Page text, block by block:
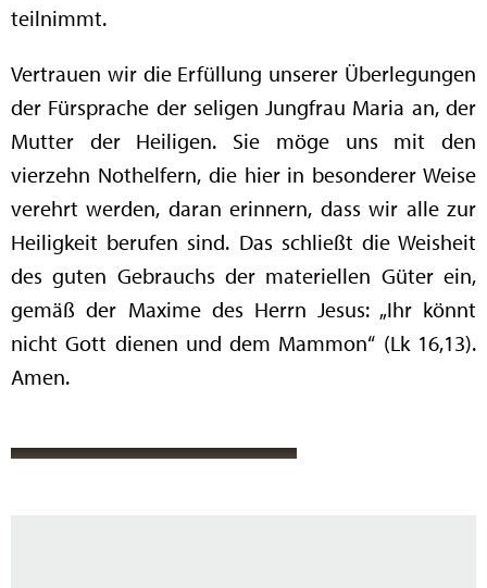
teilnimmt.
Vertrauen wir die Erfüllung unserer Überlegungen
der Fürsprache der seligen Jungfrau Maria an, der
Mutter der Heiligen. Sie möge uns mit den
vierzehn Nothelfern, die hier in besonderer Weise
verehrt werden, daran erinnern, dass wir alle zur
Heiligkeit berufen sind. Das schließt die Weisheit
des guten Gebrauchs der materiellen Güter ein,
gemäß der Maxime des Herrn Jesus: „Ihr könnt
nicht Gott dienen und dem Mammon“ (Lk 16,13).
Amen.